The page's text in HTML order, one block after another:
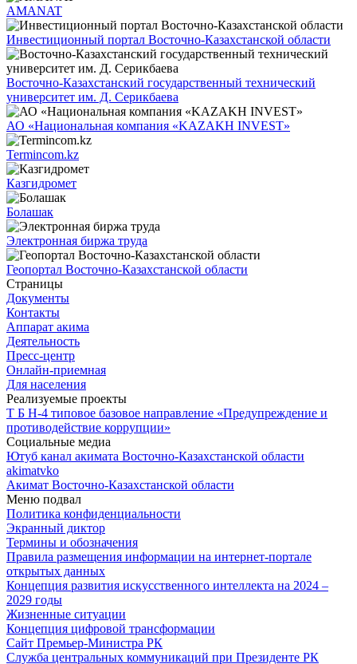
AMANAT
Инвестиционный портал Восточно-Казахстанской области
Восточно-Казахстанский государственный технический
университет им. Д. Серикбаева
АО «Национальная компания «KAZAKH INVEST»
Termincom.kz
Казгидромет
Болашак
Электронная биржа труда
Геопортал Восточно-Казахстанской области
Страницы
Документы
Контакты
Аппарат акима
Деятельность
Пресс-центр
Онлайн-приемная
Для населения
Реализуемые проекты
Т Б Н-4 типовое базовое направление «Предупреждение и
противодействие коррупции»
Социальные медиа
Ютуб канал акимата Восточно-Казахстанской области
akimatvko
Акимат Восточно-Казахстанской области
Меню подвал
Политика конфиденциальности
Экранный диктор
Термины и обозначения
Правила размещения информации на интернет-портале
открытых данных
Концепция развития искусственного интеллекта на 2024 –
2029 годы
Жизненные ситуации
Концепция цифровой трансформации
Сайт Премьер-Министра РК
Служба центральных коммуникаций при Президенте РК